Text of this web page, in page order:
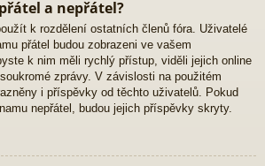
a nepřátel?
k rozdělení ostatních členů fóra. Uživatelé
přátel budou zobrazeni ve vašem
k nim měli rychlý přístup, viděli jejich online
zprávy. V závislosti na použitém
i příspěvky od těchto uživatelů. Pokud
nepřátel, budou jejich příspěvky skryty.